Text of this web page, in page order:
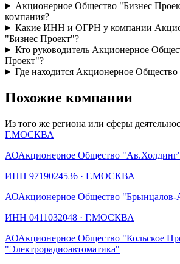
Акционерное Общество "Бизнес
компания?
Какие ИНН и ОГРН у компании
"Бизнес Проект"?
Кто руководитель Акционерное
Проект"?
Где находится Акционерное
Похожие компании
Из того же региона или сферы
Г.МОСКВА
АОАкционерное Общество
ИНН 9719024536 · Г.МОСКВА
АОАкционерное Общество
ИНН 0411032048 · Г.МОСКВА
АОАкционерное Общество "Кольское
"Электрорадиоавтоматика"